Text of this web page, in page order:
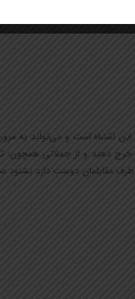
اشتباه است و می‌تواند به
خرج دهید و از جملاتی همچون:
طرف مقابلمان دوست دارد